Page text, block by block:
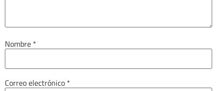
Nombre *
Correo electrónico *